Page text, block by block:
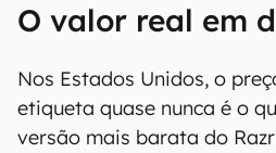
O valor real em
Nos Estados Unidos, o
etiqueta quase nunca é o
versão mais barata do